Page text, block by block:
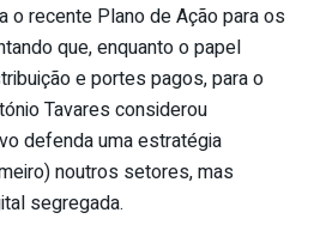
o recente Plano de Ação para os
que, enquanto o papel
e portes pagos, para o
Tavares considerou
defenda uma estratégia
noutros setores, mas
segregada.